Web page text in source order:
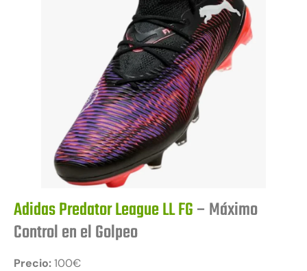
Adidas Predator League LL FG– Máximo
Control en el Golpeo
Precio:100€